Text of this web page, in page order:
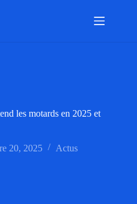
les motards en 2025 et
20, 2025 Actus